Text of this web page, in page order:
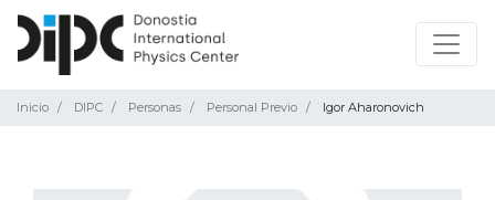
Inicio DIPC Personas Personal Previo Igor Aharonovich